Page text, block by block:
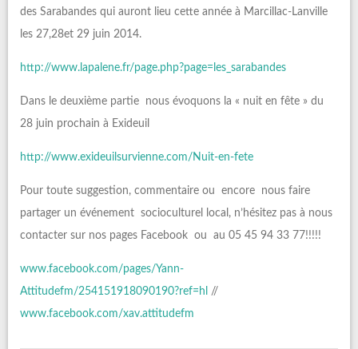
des Sarabandes qui auront lieu cette année à Marcillac-Lanville
les 27,28et 29 juin 2014.
http://www.lapalene.fr/page.php?page=les_sarabandes
Dans le deuxième partie nous évoquons la « nuit en fête » du
28 juin prochain à Exideuil
http://www.exideuilsurvienne.com/Nuit-en-fete
Pour toute suggestion, commentaire ou encore nous faire
partager un événement socioculturel local, n’hésitez pas à nous
contacter sur nos pages Facebook ou au 05 45 94 33 77!!!!!
www.facebook.com/pages/Yann-
Attitudefm/254151918090190?ref=hl
//
www.facebook.com/xav.attitudefm